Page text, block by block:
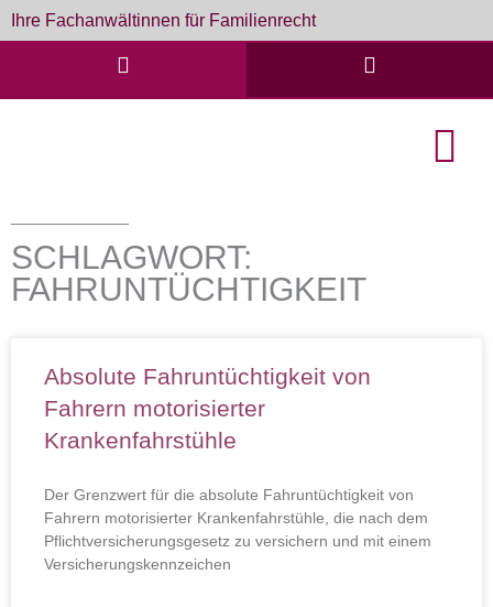
Zum
Inhalt
Ihre Fachanwältinnen für Familienrecht
SCHLAGWORT:
FAHRUNTÜCHTIGKEIT
Absolute Fahruntüchtigkeit von
Fahrern motorisierter
Krankenfahrstühle
Der Grenzwert für die absolute Fahruntüchtigkeit von
Fahrern motorisierter Krankenfahrstühle, die nach dem
Pflichtversicherungsgesetz zu versichern und mit einem
Versicherungskennzeichen